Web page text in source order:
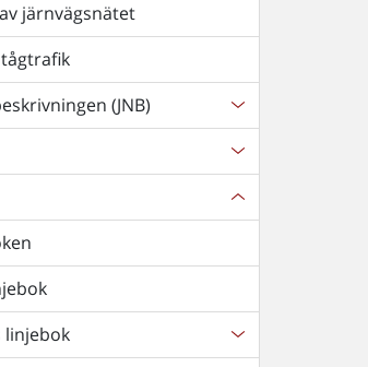
järnvägsnätet
(JNB)
linjebok